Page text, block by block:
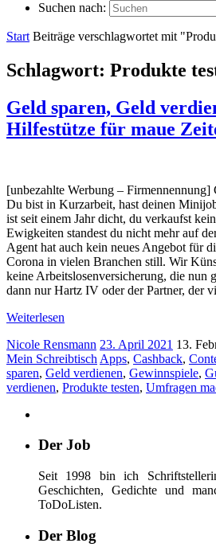
Suchen nach:
Start Beiträge verschlagwortet mit
Schlagwort: Produkte
Geld sparen, Geld
Hilfestütze für maue
[unbezahlte Werbung – Firmennennung]
Du bist in Kurzarbeit, hast deinen
ist seit einem Jahr dicht, du verkaufst
Ewigkeiten standest du nicht mehr auf
Agent hat auch kein neues Angebot für
Corona in vielen Branchen still. Wir
keine Arbeitslosenversicherung, die nun
dann nur Hartz IV oder der Partner, der
Weiterlesen
Nicole Rensmann 23. April 2021 13.
Mein Schreibtisch Apps, Cashback,
sparen, Geld verdienen, Gewinnspiele,
verdienen, Produkte testen, Umfragen
Der Job
Seit 1998 bin ich
Geschichten, Gedichte und
ToDoListen.
Der Blog